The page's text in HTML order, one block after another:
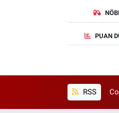
PUAN
RSS